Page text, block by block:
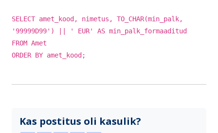
SELECT amet_kood, nimetus, TO_CHAR(min_palk,
'99999D99') || ' EUR' AS min_palk_formaaditud
FROM Amet
ORDER BY amet_kood;
Kas postitus oli kasulik?